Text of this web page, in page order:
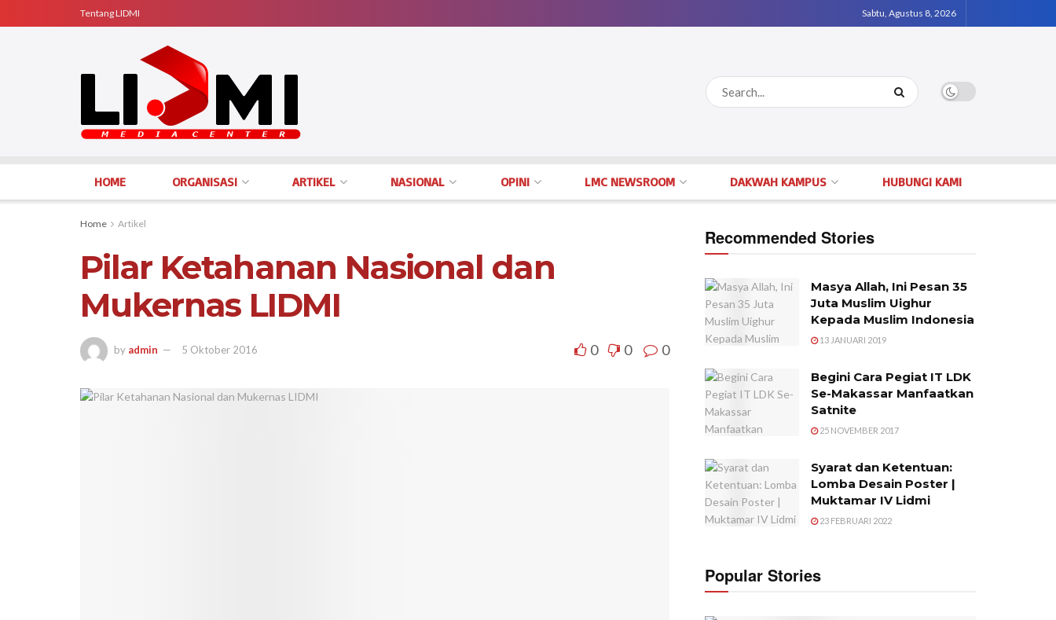
Tentang LIDMI Sabtu, Agustus 8, 2026
HOME ORGANISASI ARTIKEL NASIONAL OPINI LMC NEWSROOM DAKWAH KAMPUS HUBUNGI KAMI
Home Artikel
Pilar Ketahanan Nasional dan
Mukernas LIDMI
by admin 5 Oktober 2016 0 0 0
Recommended Stories
Masya Allah, Ini Pesan 35
Juta Muslim Uighur
Kepada Muslim Indonesia
13 JANUARI 2019
Begini Cara Pegiat IT LDK
Se-Makassar Manfaatkan
Satnite
25 NOVEMBER 2017
Syarat dan Ketentuan:
Lomba Desain Poster |
Muktamar IV Lidmi
23 FEBRUARI 2022
Popular Stories